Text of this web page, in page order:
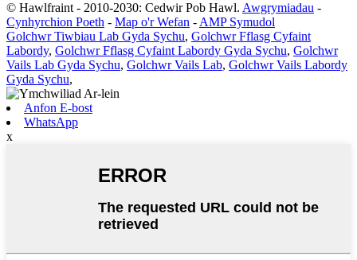
© Hawlfraint - 2010-2030: Cedwir Pob Hawl. Awgrymiadau -
Cynhyrchion Poeth - Map o'r Wefan - AMP Symudol
Golchwr Tiwbiau Lab Gyda Sychu, Golchwr Fflasg Cyfaint
Labordy, Golchwr Fflasg Cyfaint Labordy Gyda Sychu, Golchwr
Vails Lab Gyda Sychu, Golchwr Vails Lab, Golchwr Vails Labordy
Gyda Sychu,
Anfon E-bost
WhatsApp
x